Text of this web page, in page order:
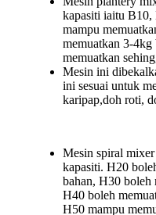
kapasiti iaitu
mampu
memuatkan 3-4kg
memuatkan
Mesin ini
ini sesuai untuk
karipap,doh roti,
Mesin spiral
kapasiti. H20
bahan, H30 boleh
H40 boleh
H50 mampu